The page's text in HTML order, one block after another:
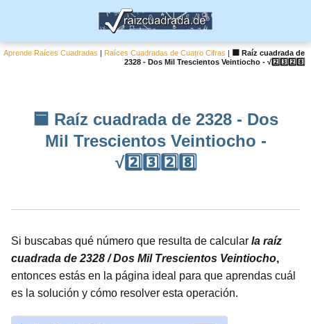
Aprende Raíces Cuadradas | Raíces Cuadradas de Cuatro Cifras |
🟦 Raíz cuadrada de
2328 - Dos Mil Trescientos Veintiocho - √2️⃣3️⃣2️⃣8️⃣
🟦 Raíz cuadrada de 2328 - Dos
Mil Trescientos Veintiocho -
√2️⃣3️⃣2️⃣8️⃣
Si buscabas qué número que resulta de calcular la raíz
cuadrada de 2328 / Dos Mil Trescientos Veintiocho,
entonces estás en la página ideal para que aprendas cuál
es la solución y cómo resolver esta operación.